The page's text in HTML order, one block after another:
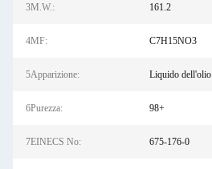
3M.W.: 161.2
4MF: C7H15NO3
5Apparizione: Liquido dell'olio
6Purezza: 98+
7EINECS No: 675-176-0